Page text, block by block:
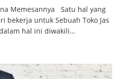
Memesannya Satu hal yang
bekerja untuk Sebuah Toko Jas
hal ini diwakili…